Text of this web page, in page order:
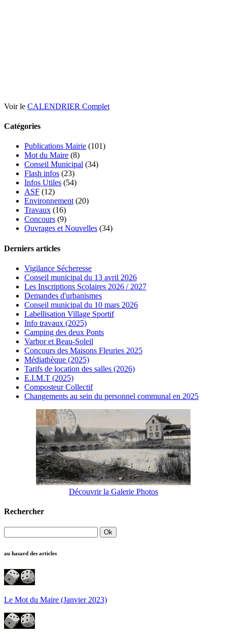
Voir le CALENDRIER Complet
Catégories
Publications Mairie (101)
Mot du Maire (8)
Conseil Municipal (34)
Flash infos (23)
Infos Utiles (54)
ASF (12)
Environnement (20)
Travaux (16)
Concours (9)
Ouvrages et Nouvelles (34)
Derniers articles
Vigilance Sécheresse
Conseil municipal du 13 avril 2026
Les Inscriptions Scolaires 2026 / 2027
Demandes d'urbanismes
Conseil municipal du 10 mars 2026
Labellisation Village Sportif
Info travaux (2025)
Camping des deux Ponts
Varbor et Beau-Soleil
Concours des Maisons Fleuries 2025
Médiathèque (2025)
Tarifs de location des salles (2026)
E.I.M.T (2025)
Composteur Collectif
Changements au sein du personnel communal en 2025
Découvrir la Galerie Photos
Rechercher
au hasard des articles
Le Mot du Maire (Janvier 2023)